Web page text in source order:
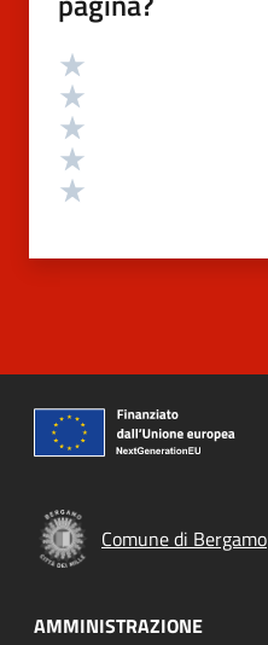
Valutazione
Comune di Bergamo
AMMINISTRAZIONE